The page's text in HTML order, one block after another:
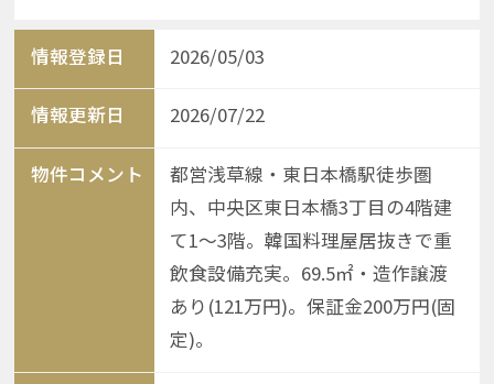
情報登録日 2026/05/03
情報更新日 2026/07/22
物件コメント
都営浅草線・東日本橋駅徒歩圏
内、中央区東日本橋3丁目の4階建
て1〜3階。韓国料理屋居抜きで重
飲食設備充実。69.5㎡・造作譲渡
あり(121万円)。保証金200万円(固
定)。